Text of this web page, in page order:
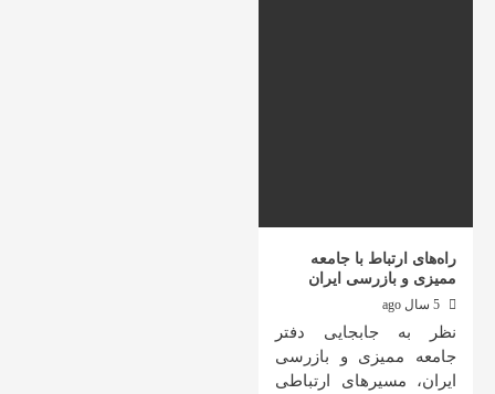
راه‌های ارتباط با جامعه
ممیزی و بازرسی ایران
نظر به جابجایی دفتر
جامعه ممیزی و بازرسی
ایران، مسیرهای ارتباطی